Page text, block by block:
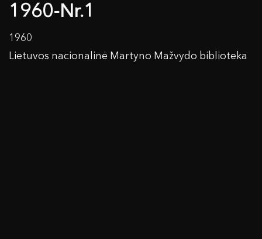
1960-Nr.1
1960
Lietuvos nacionalinė Martyno Mažvydo biblioteka